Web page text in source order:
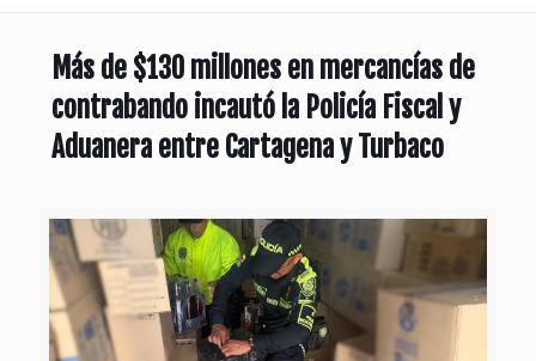
Más de $130 millones en mercancías de
contrabando incautó la Policía Fiscal y
Aduanera entre Cartagena y Turbaco